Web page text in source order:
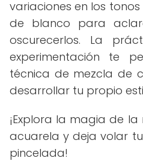
variaciones en los
de blanco para
oscurecerlos. La
experimentación te
técnica de mezcla de
desarrollar tu propio
¡Explora la magia de
acuarela y deja volar
pincelada!